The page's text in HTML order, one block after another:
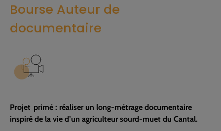
Bourse Auteur de
documentaire
Projet primé : réaliser un long-métrage documentaire
inspiré de la vie d’un agriculteur sourd-muet du Cantal.